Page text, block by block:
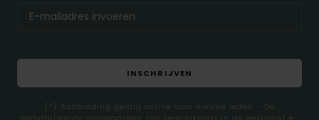
INSCHRIJVEN
(*) Aanbieding geldig online voor nieuwe leden - De